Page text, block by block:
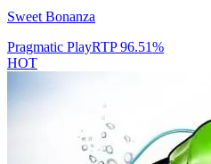
Sweet Bonanza
Pragmatic PlayRTP96.51%
HOT